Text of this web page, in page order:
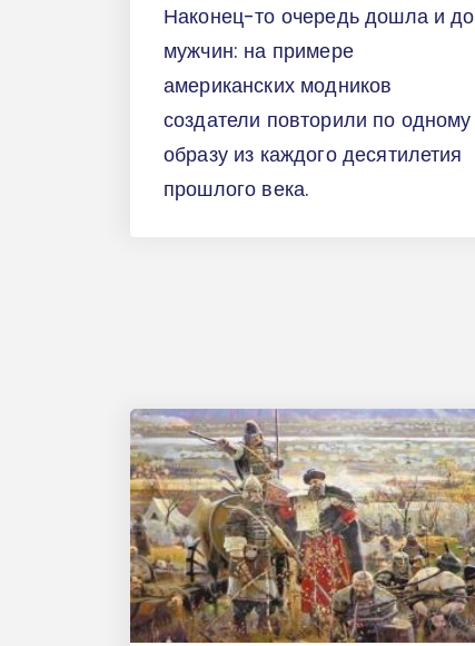
Наконец-то очередь дошла и до
мужчин: на примере
американских модников
создатели повторили по одному
образу из каждого десятилетия
прошлого века.